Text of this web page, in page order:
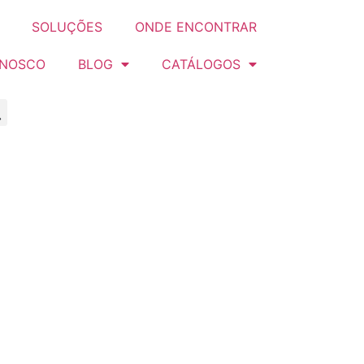
SOLUÇÕES ONDE ENCONTRAR
BLOG CATÁLOGOS